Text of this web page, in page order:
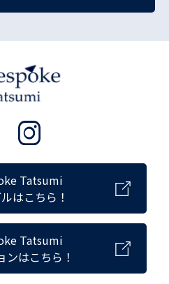
Tatsumi
はこちら！
Tatsumi
ンはこちら！